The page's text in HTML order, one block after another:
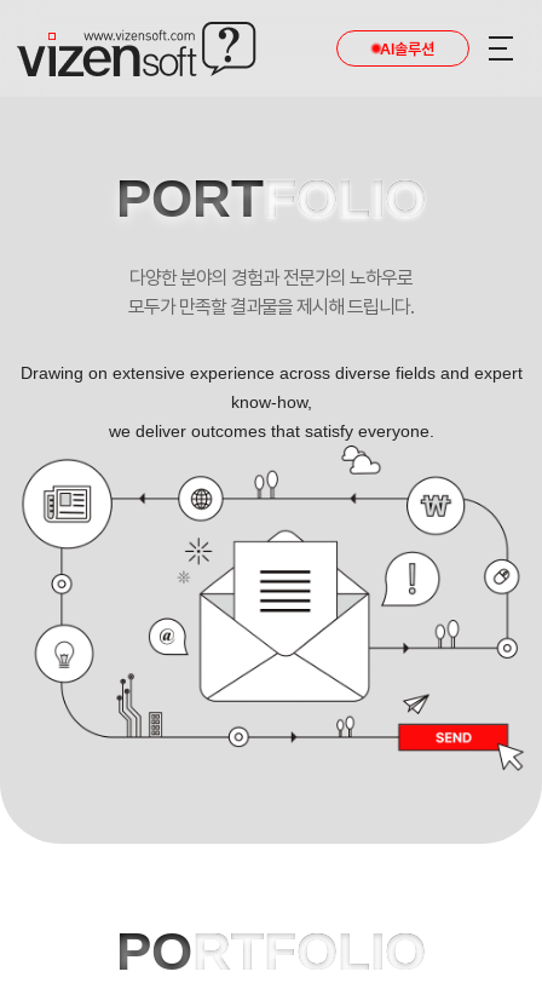
AI솔루션
신뢰받는 기업, 성장하는 기업 포트폴리오
PORTFOLIO
다양한 분야의 경험과 전문가의 노하우로
모두가 만족할 결과물을 제시해 드립니다.
Drawing on extensive experience across diverse fields and expert
know-how,
we deliver outcomes that satisfy everyone.
PORTFOLIO